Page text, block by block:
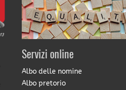
Servizi online
Albo delle nomine
Albo pretorio